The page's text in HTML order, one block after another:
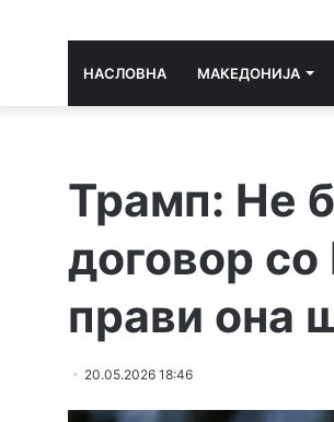
НАСЛОВНА МАКЕДОНИЈА
Трамп: Не
договор со
прави она
20.05.2026 18:46